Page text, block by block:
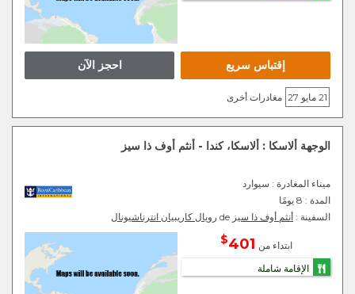
احجز الآن إقتباس سريع
21 مايو 27 مغادرات أخرى
الوجهة ألاسكا : ألاسكا، كندا - أنثم أوف ذا سيز
ميناء المغادرة : سيوارد
المدة : 8 يومًا
السفينة : أنثم أوف ذا سيز رويال كاريبيان انترناشيونال
ابتداء من 401
$
الإقامة شاملة